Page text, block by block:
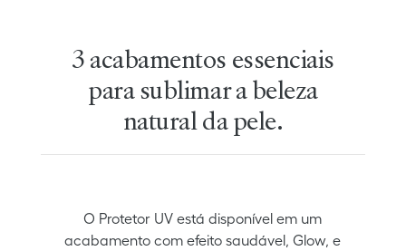
3 acabamentos essenciais
para sublimar a beleza
natural da pele.
O Protetor UV está disponível em um
acabamento com efeito saudável, Glow, e